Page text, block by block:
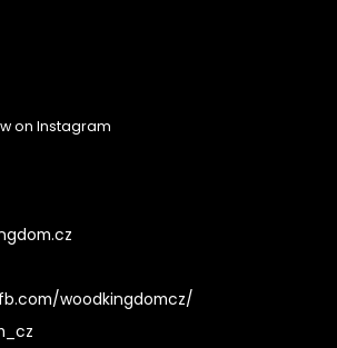
on Instagram
woodkingdomcz/